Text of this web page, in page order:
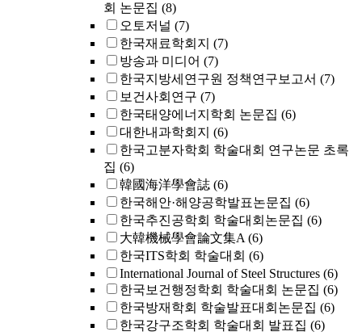
회 논문집 (8)
오토저널 (7)
한국재료학회지 (7)
방송과 미디어 (7)
한국지방세연구원 정책연구보고서 (7)
보건사회연구 (7)
한국태양에너지학회 논문집 (6)
대한내과학회지 (6)
한국고분자학회 학술대회 연구논문 초록
집 (6)
韓國海洋學會誌 (6)
한국해안·해양공학발표논문집 (6)
한국추진공학회 학술대회논문집 (6)
大韓機械學會論文集A (6)
한국ITS학회 학술대회 (6)
International Journal of Steel Structures (6)
한국보건행정학회 학술대회 논문집 (6)
한국방재학회 학술발표대회논문집 (6)
한국강구조학회 학술대회 발표집 (6)